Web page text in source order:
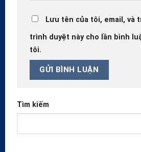
Lưu tên của tôi, email, và
trình duyệt này cho lần bình
tôi.
Tìm kiếm